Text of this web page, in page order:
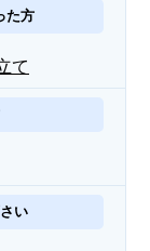
た方
て
い